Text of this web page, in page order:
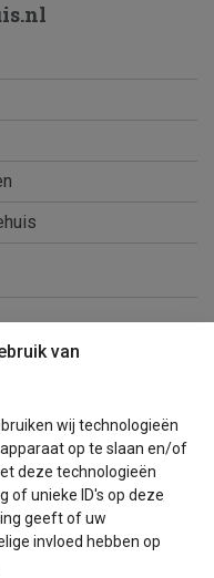
van
wij technologieën
op te slaan en/of
deze technologieën
of unieke ID's op deze
geeft of uw
invloed hebben op